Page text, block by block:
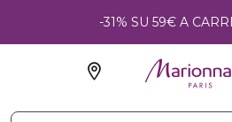
-31% SU 59€ A